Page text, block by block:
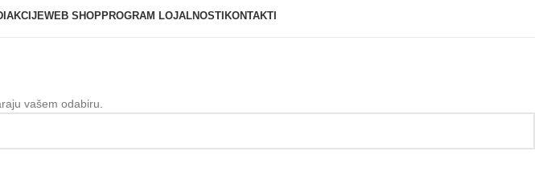
AKCIJEWEB SHOPPROGRAM LOJALNOSTI KONTAKTI
vašem odabiru.